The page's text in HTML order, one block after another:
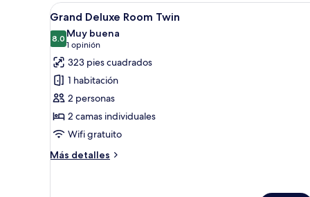
cama
King
size
Abrir
todas
las
fotos
de
Grand
Deluxe
Room
Twin
Habitación de hotel con
5
Grand Deluxe Room Twin
8.08.0 de 10
Muy buena
1 opinión
(1
opinión)
323 pies cuadrados
1 habitación
2 personas
2 camas individuales
Wifi gratuito
Más detalles
Más